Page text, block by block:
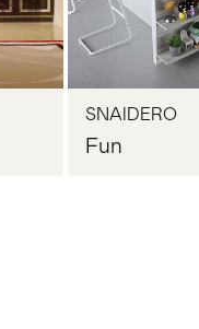
SNAIDERO
Fun